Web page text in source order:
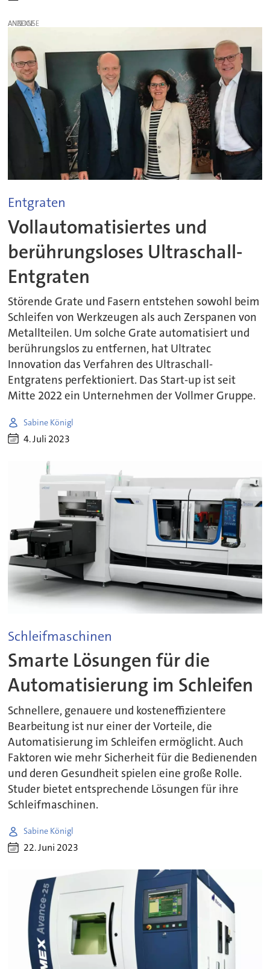
ANZEIGE
Entgraten
Vollautomatisiertes und
berührungsloses Ultraschall-
Entgraten
Störende Grate und Fasern entstehen sowohl beim
Schleifen von Werkzeugen als auch Zerspanen von
Metallteilen. Um solche Grate automatisiert und
berührungslos zu entfernen, hat Ultratec
Innovation das Verfahren des Ultraschall-
Entgratens perfektioniert. Das Start-up ist seit
Mitte 2022 ein Unternehmen der Vollmer Gruppe.
Sabine Königl
4. Juli 2023
Schleifmaschinen
Smarte Lösungen für die
Automatisierung im Schleifen
Schnellere, genauere und kosteneffizientere
Bearbeitung ist nur einer der Vorteile, die
Automatisierung im Schleifen ermöglicht. Auch
Faktoren wie mehr Sicherheit für die Bedienenden
und deren Gesundheit spielen eine große Rolle.
Studer bietet entsprechende Lösungen für ihre
Schleifmaschinen.
Sabine Königl
22. Juni 2023